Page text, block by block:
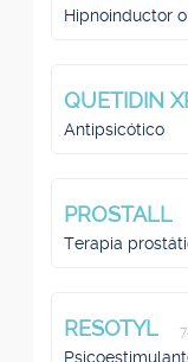
Hipnoinductor
QUETIDIN
Antipsicótico
PROSTALL
Terapia
RESOTYL